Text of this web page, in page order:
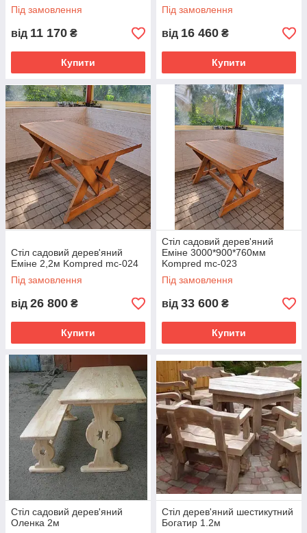
Під замовлення
від 11 170 ₴
Купити
Під замовлення
від 16 460 ₴
Купити
Стіл садовий дерев'яний
Еміне 2,2м Kompred mc-024
Під замовлення
від 26 800 ₴
Купити
Стіл садовий дерев'яний
Еміне 3000*900*760мм
Kompred mc-023
Під замовлення
від 33 600 ₴
Купити
Стіл садовий дерев'яний
Оленка 2м
Стіл дерев'яний шестикутний
Богатир 1.2м